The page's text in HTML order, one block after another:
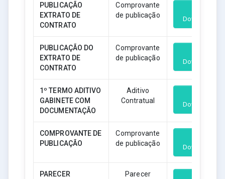
PUBLICAÇÃO
EXTRATO DE
CONTRATO
Comprovante
de publicação
Download
PUBLICAÇÃO DO
EXTRATO DE
CONTRATO
Comprovante
de publicação
Download
1º TERMO ADITIVO
GABINETE COM
DOCUMENTAÇÃO
Aditivo
Contratual
Download
COMPROVANTE DE
PUBLICAÇÃO
Comprovante
de publicação
Download
PARECER
Parecer